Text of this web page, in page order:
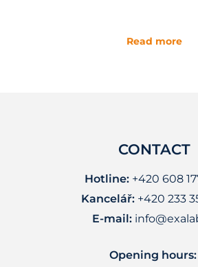
Read more
CONTACT
Hotline:+420 608
Kancelář: +420 233
E-mail:
Opening hours: